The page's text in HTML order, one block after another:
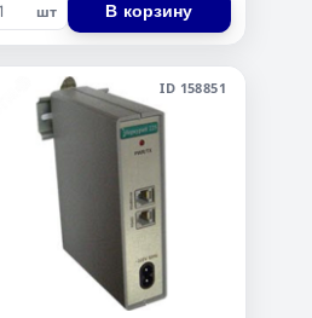
шт В корзину
ID 158851